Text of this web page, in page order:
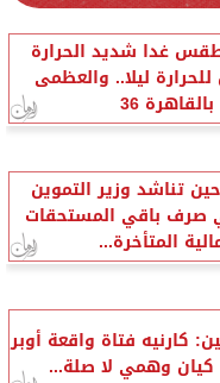
غدا شديد الحرارة
للحرارة ليلا.. والعظمى
بالقاهرة 36
تناشد وزير التموين
صرف باقي المستحقات
المتأخرة...
كارنيه فتاة واقعة أوبر
كيان وهمي لا صلة...